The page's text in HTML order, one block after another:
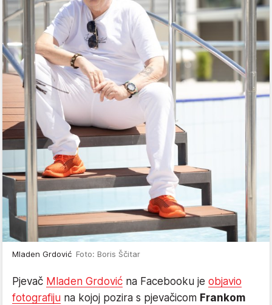
Mladen Grdović Foto: Boris Ščitar
Pjevač Mladen Grdović na Facebooku je objavio
fotografiju na kojoj pozira s pjevačicom Frankom